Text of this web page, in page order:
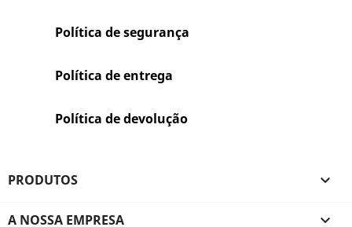
Política de segurança
Política de entrega
Política de devolução
PRODUTOS 
A NOSSA EMPRESA 